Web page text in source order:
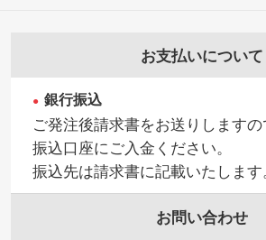
お支払いについて
銀行振込
ご発注後請求書をお送りします
振込口座にご入金ください。
振込先は請求書に記載いたします
お問い合わせ